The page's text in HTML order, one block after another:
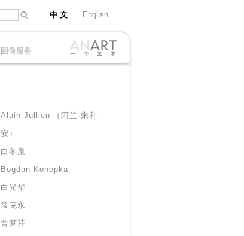
中 文 English
图像服务
Alain Jullien （阿兰·朱利
安）
白冬泉
Bogdan Konopka
白光华
常克永
曹梦芹